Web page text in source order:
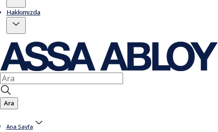
Hakkımızda
Ara
Ana Sayfa